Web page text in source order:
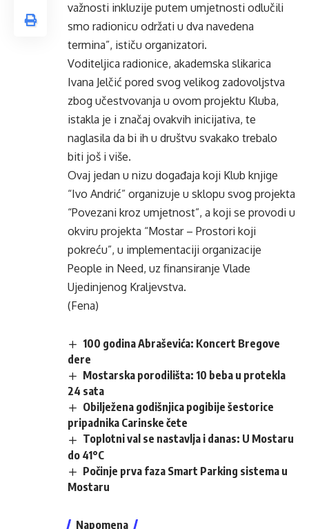
važnosti inkluzije putem umjetnosti odlučili
smo radionicu održati u dva navedena
termina”, ističu organizatori.
Voditeljica radionice, akademska slikarica
Ivana Jelčić pored svog velikog zadovoljstva
zbog učestvovanja u ovom projektu Kluba,
istakla je i značaj ovakvih inicijativa, te
naglasila da bi ih u društvu svakako trebalo
biti još i više.
Ovaj jedan u nizu događaja koji Klub knjige
“Ivo Andrić” organizuje u sklopu svog projekta
“Povezani kroz umjetnost”, a koji se provodi u
okviru projekta “Mostar – Prostori koji
pokreću”, u implementaciji organizacije
People in Need, uz finansiranje Vlade
Ujedinjenog Kraljevstva.
(Fena)
100 godina Abraševića: Koncert Bregove
dere
Mostarska porodilišta: 10 beba u protekla
24 sata
Obilježena godišnjica pogibije šestorice
pripadnika Carinske čete
Toplotni val se nastavlja i danas: U Mostaru
do 41°C
Počinje prva faza Smart Parking sistema u
Mostaru
Napomena